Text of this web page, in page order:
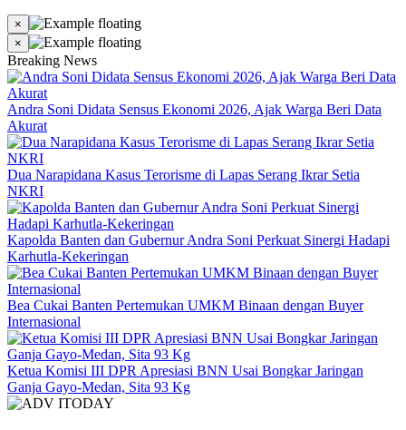
×
×
Breaking News
Andra Soni Didata Sensus Ekonomi 2026, Ajak Warga Beri Data
Akurat
Dua Narapidana Kasus Terorisme di Lapas Serang Ikrar Setia
NKRI
Kapolda Banten dan Gubernur Andra Soni Perkuat Sinergi Hadapi
Karhutla-Kekeringan
Bea Cukai Banten Pertemukan UMKM Binaan dengan Buyer
Internasional
Ketua Komisi III DPR Apresiasi BNN Usai Bongkar Jaringan
Ganja Gayo-Medan, Sita 93 Kg